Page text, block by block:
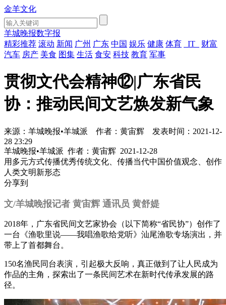
金羊文化
羊城晚报数字报
精彩推荐 滚动 新闻 广州 广东 中国 娱乐 健康 体育 IT
财富
汽车 房产 美食 图集 生活 食安 科技 教育 军事
贯彻文代会精神⑫|广东省民
协：推动民间文艺焕发新气象
来源：羊城晚报•羊城派 作者：黄宙辉
发表时间：2021-12-
28 23:29
羊城晚报•羊城派 作者：黄宙辉 2021-12-28
用多元方式传播优秀传统文化、传播当代中国价值观念、创作
人类文明新形态
分享到
文/羊城晚报记者 黄宙辉 通讯员 黄舒媞
2018年，广东省民间文艺家协会（以下简称“省民协”）创作了
一台《渔歌里说——我唱渔歌给党听》汕尾渔歌专场演出，并
带上了首都舞台。
150名渔民同台表演，引起极大反响，真正做到了让人民成为
作品的主角，探索出了一条民间艺术在新时代传承发展的路
径。